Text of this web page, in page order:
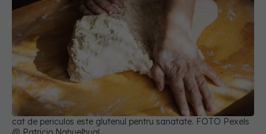
cat de periculos este glutenul pentru sanatate. FOTO Pexels